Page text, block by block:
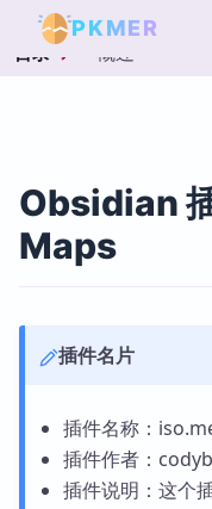
PKMER
目录 概述
Obsidian
Maps
插件名片
插件名称：
插件作者：
插件说明：这个